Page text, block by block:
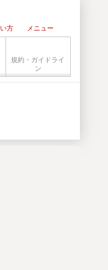
方 メニュー
規約・ガイドライ
ン